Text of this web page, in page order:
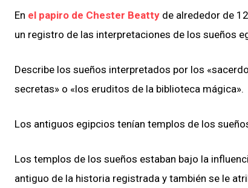
En el papiro de Chester Beatty de alrededor de
un registro de las interpretaciones de los sueños
Describe los sueños interpretados por los
secretas» o «los eruditos de la biblioteca mágica».
Los antiguos egipcios tenían templos de los
Los templos de los sueños estaban bajo la
antiguo de la historia registrada y también se le